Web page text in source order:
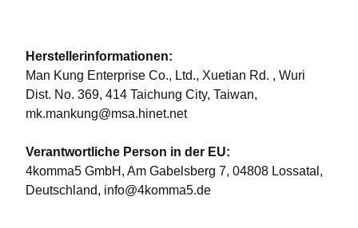
Herstellerinformationen:
Man Kung Enterprise Co., Ltd., Xuetian Rd. , Wuri
Dist. No. 369, 414 Taichung City, Taiwan,
mk.mankung@msa.hinet.net
Verantwortliche Person in der EU:
4komma5 GmbH, Am Gabelsberg 7, 04808 Lossatal,
Deutschland, info@4komma5.de